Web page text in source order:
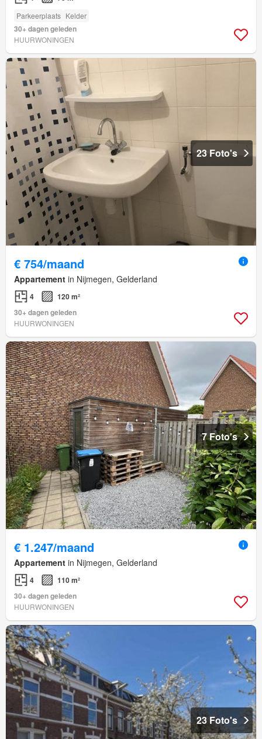
Parkeerplaats Kelder
30+ dagen geleden
HUURWONINGEN
23 Foto's
€ 754/maand
Appartement in Nijmegen, Gelderland
4
120 m²
30+ dagen geleden
HUURWONINGEN
7 Foto's
€ 1.247/maand
Appartement in Nijmegen, Gelderland
4
110 m²
30+ dagen geleden
HUURWONINGEN
23 Foto's